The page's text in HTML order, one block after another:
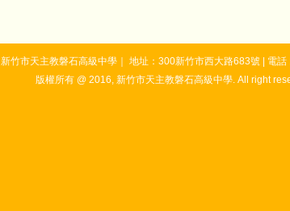
新竹市天主教磐石高級中學｜ 地址：300新竹市西大路683號 | 電
版權所有 @ 2016, 新竹市天主教磐石高級中學. All right